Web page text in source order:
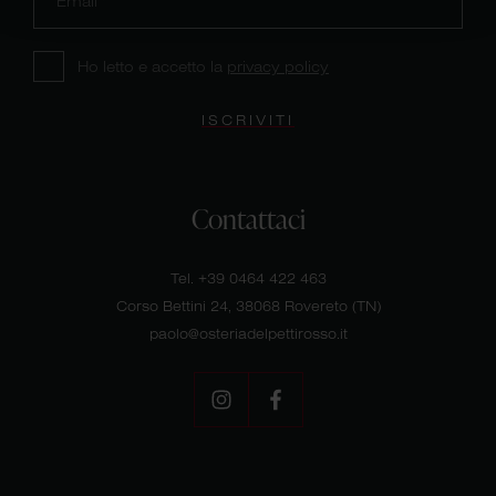
Ho letto e accetto la privacy policy
ISCRIVITI
Contattaci
Tel. +39 0464 422 463
Corso Bettini 24, 38068 Rovereto (TN)
paolo@osteriadelpettirosso.it